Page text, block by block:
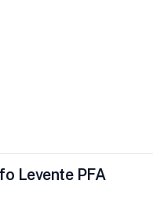
Levente PFA